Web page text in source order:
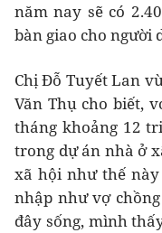
năm nay sẽ có
bàn giao cho người
Chị Đỗ Tuyết Lan
Văn Thụ cho biết,
tháng khoảng 12
trong dự án nhà ở
xã hội như thế
nhập như vợ
đây sống, mình